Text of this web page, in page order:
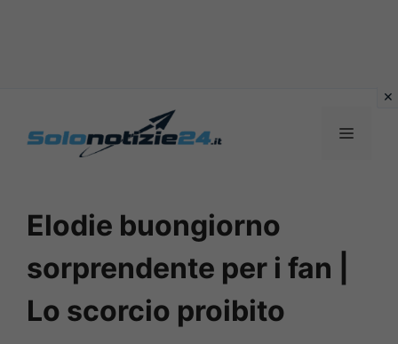
MENU
Elodie buongiorno
sorprendente per i fan |
Lo scorcio proibito